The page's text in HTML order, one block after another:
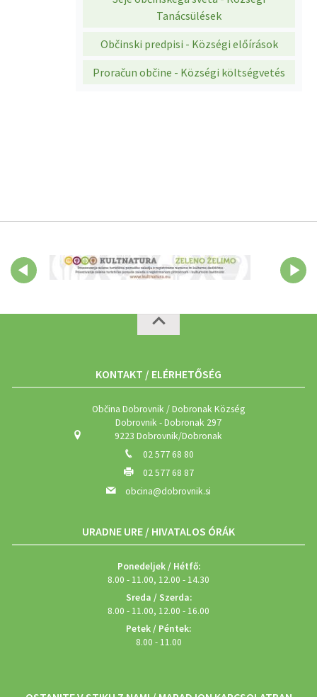
Tanácsülések
Občinski predpisi - Községi előírások
Proračun občine - Községi költségvetés
KONTAKT / ELÉRHETŐSÉG
Občina Dobrovnik / Dobronak Község
Dobrovnik - Dobronak 297
9223 Dobrovnik/Dobronak
02 577 68 80
02 577 68 87
obcina@dobrovnik.si
URADNE URE / HIVATALOS ÓRÁK
Ponedeljek / Hétfő:
8.00 - 11.00, 12.00 - 14.30
Sreda / Szerda:
8.00 - 11.00, 12.00 - 16.00
Petek / Péntek:
8.00 - 11.00